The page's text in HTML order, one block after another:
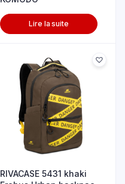
Lire la suite
RIVACASE 5431 khaki